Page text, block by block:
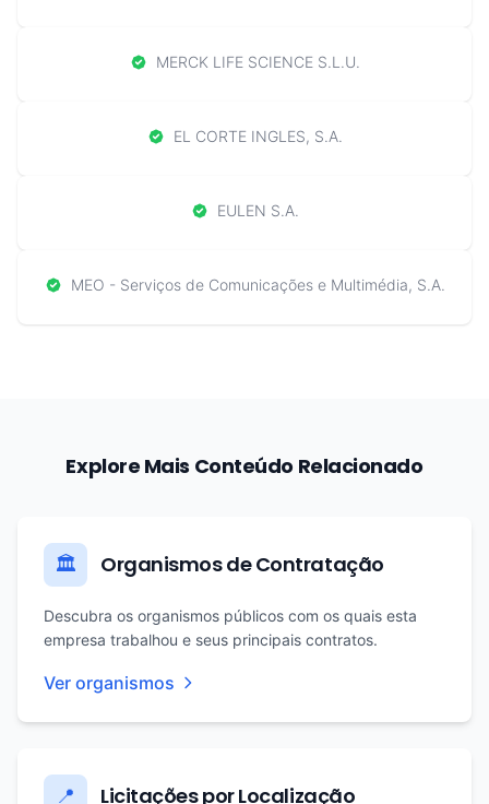
MERCK LIFE SCIENCE S.L.U.
EL CORTE INGLES, S.A.
EULEN S.A.
MEO - Serviços de Comunicações e Multimédia, S.A.
Explore Mais Conteúdo Relacionado
🏛️ Organismos de Contratação
Descubra os organismos públicos com os quais esta
empresa trabalhou e seus principais contratos.
Ver organismos
📍 Licitações por Localização